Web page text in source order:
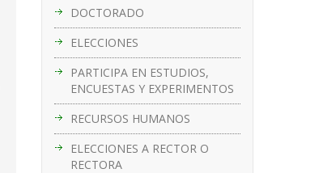
DOCTORADO
ELECCIONES
PARTICIPA EN ESTUDIOS,
ENCUESTAS Y EXPERIMENTOS
RECURSOS HUMANOS
ELECCIONES A RECTOR O
RECTORA